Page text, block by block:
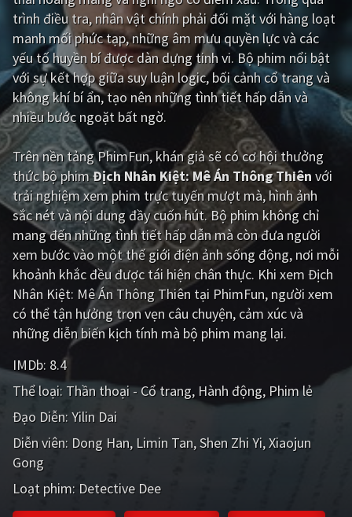
Giật gân Gia đình
Bí ẩn Lịch sử
Viễn Tây Tiểu sử
GameShow DramaTV
QUỐC GIA
Âu - Mỹ Trung Quốc - Hồng Kông
Hàn Quốc Nhật Bản
Ấn Độ Việt Nam
Tổng hợp
CẬP NHẬT
PHIM MỚI
PHIM BỘ
PHIM LẺ
PHIM CHIẾU RẠP
TUYỂN TẬP PHIM
trình điều tra, nhân vật chính phải đối mặt với hàng loạt
manh mối phức tạp, những âm mưu quyền lực và các
yếu tố huyền bí được dàn dựng tinh vi. Bộ phim nổi bật
với sự kết hợp giữa suy luận logic, bối cảnh cổ trang và
không khí bí ẩn, tạo nên những tình tiết hấp dẫn và
nhiều bước ngoặt bất ngờ.
Trên nền tảngPhimFun, khán giả sẽ có cơ hội thưởng
thức bộ phimĐịch Nhân Kiệt: Mê Án Thông Thiên với
trải nghiệm xem phim trực tuyến mượt mà, hình ảnh
sắc nét và nội dung đầy cuốn hút. Bộ phim không chỉ
mang đến những tình tiết hấp dẫn mà còn đưa người
xem bước vào một thế giới điện ảnh sống động, nơi mỗi
khoảnh khắc đều được tái hiện chân thực. Khi xem Địch
Nhân Kiệt: Mê Án Thông Thiên tại PhimFun, người xem
có thể tận hưởng trọn vẹn câu chuyện, cảm xúc và
những diễn biến kịch tính mà bộ phim mang lại.
IMDb: 8.4
Thể loại: Thần thoại - Cổ trang Hành động Phim lẻ
Đạo Diễn: Yilin Dai
Diễn viên: Dong Han Limin Tan Shen Zhi Yi Xiaojun
Gong
Loạt phim: Detective Dee